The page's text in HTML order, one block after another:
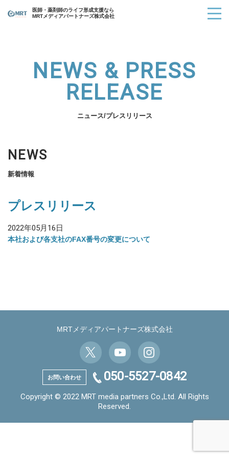
医師・薬剤師のライフ形成支援なら
MRTメディアパートナーズ株式会社
NEWS & PRESS
RELEASE
ニュース/プレスリリース
NEWS
新着情報
プレスリリース
2022年05月16日
本社および各支社のFAX番号の変更について
MRTメディアパートナーズ株式会社
お問い合わせ 050-5527-0842
Copyright © 2022 MRT media partners Co.,Ltd. All Rights
Reserved.